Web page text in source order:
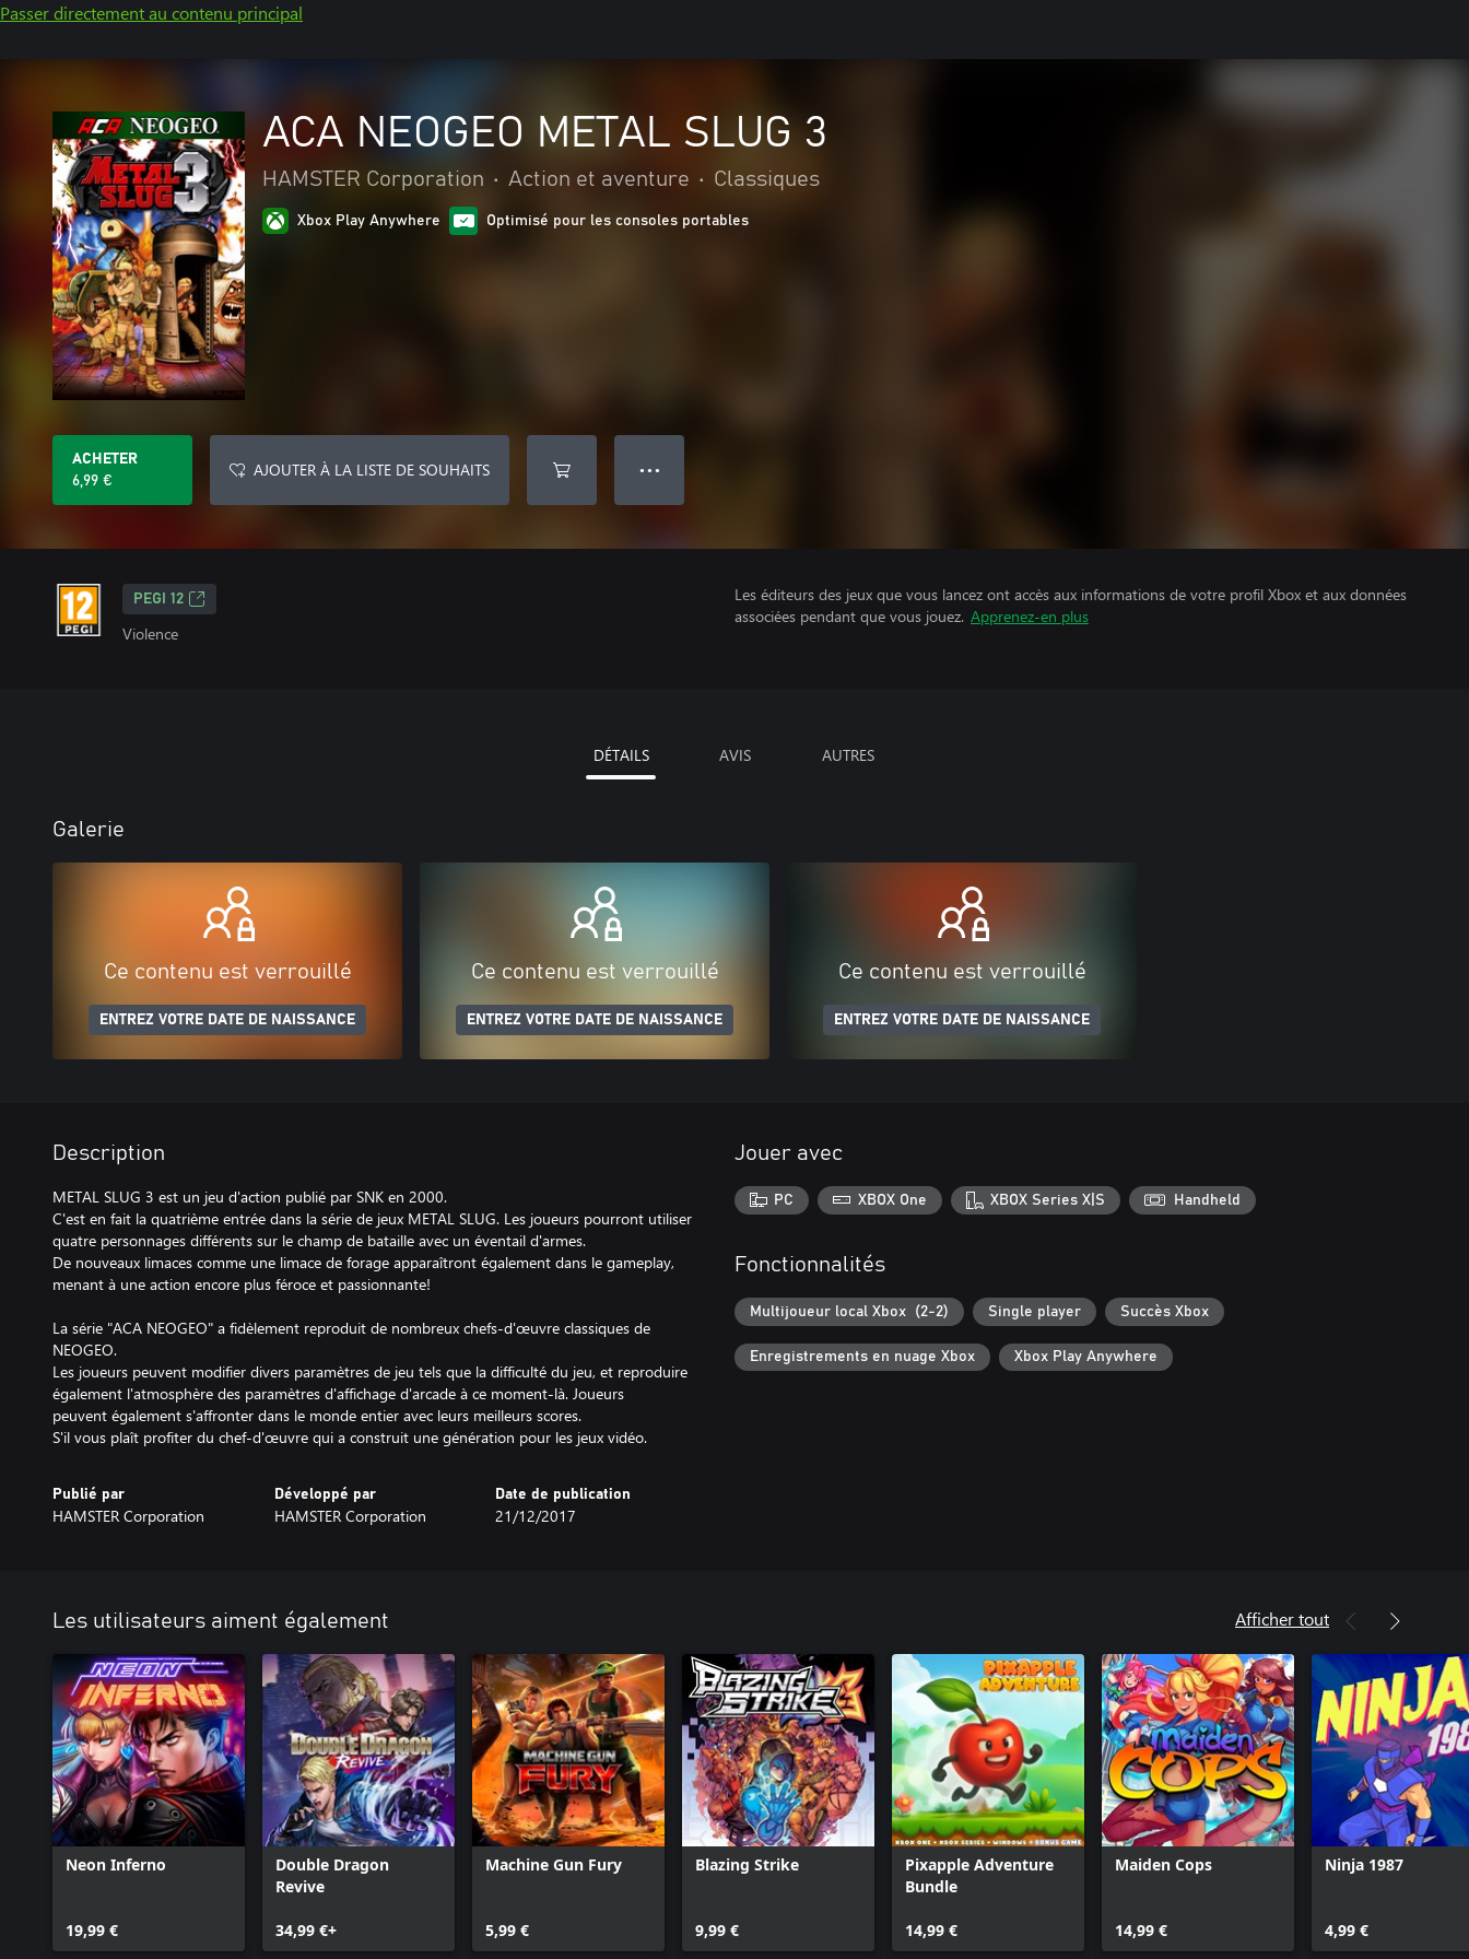
Passer directement au contenu principal
ACA NEOGEO METAL SLUG 3
HAMSTER Corporation • Action et aventure • Classiques
Xbox Play Anywhere Optimisé pour les consoles portables
ACHETER
6,99 €
AJOUTER À LA LISTE DE SOUHAITS ● ● ●
PEGI 12
Violence
Les éditeurs des jeux que vous lancez ont accès aux informations de votre profil Xbox et aux données
associées pendant que vous jouez. Apprenez-en plus
DÉTAILS AVIS AUTRES
Galerie
Ce contenu est verrouillé
ENTREZ VOTRE DATE DE NAISSANCE
Ce contenu est verrouillé
ENTREZ VOTRE DATE DE NAISSANCE
Ce contenu est verrouillé
ENTREZ VOTRE DATE DE NAISSANCE
Description
METAL SLUG 3 est un jeu d'action publié par SNK en 2000.
C'est en fait la quatrième entrée dans la série de jeux METAL SLUG. Les joueurs pourront utiliser
quatre personnages différents sur le champ de bataille avec un éventail d'armes.
De nouveaux limaces comme une limace de forage apparaîtront également dans le gameplay,
menant à une action encore plus féroce et passionnante!
La série "ACA NEOGEO" a fidèlement reproduit de nombreux chefs-d'œuvre classiques de
NEOGEO.
Les joueurs peuvent modifier divers paramètres de jeu tels que la difficulté du jeu, et reproduire
également l'atmosphère des paramètres d'affichage d'arcade à ce moment-là. Joueurs
peuvent également s'affronter dans le monde entier avec leurs meilleurs scores.
S'il vous plaît profiter du chef-d'œuvre qui a construit une génération pour les jeux vidéo.
Publié par
HAMSTER Corporation
Développé par
HAMSTER Corporation
Date de publication
21/12/2017
Jouer avec
PC XBOX One XBOX Series X|S Handheld
Fonctionnalités
Multijoueur local Xbox (2-2) Single player Succès Xbox
Enregistrements en nuage Xbox Xbox Play Anywhere
Les utilisateurs aiment également Afficher tout
Neon Inferno
19,99 €
Double Dragon
Revive
34,99 €+
Machine Gun Fury
5,99 €
Blazing Strike
9,99 €
Pixapple Adventure
Bundle
14,99 €
Maiden Cops
14,99 €
Ninja 1987
4,99 €